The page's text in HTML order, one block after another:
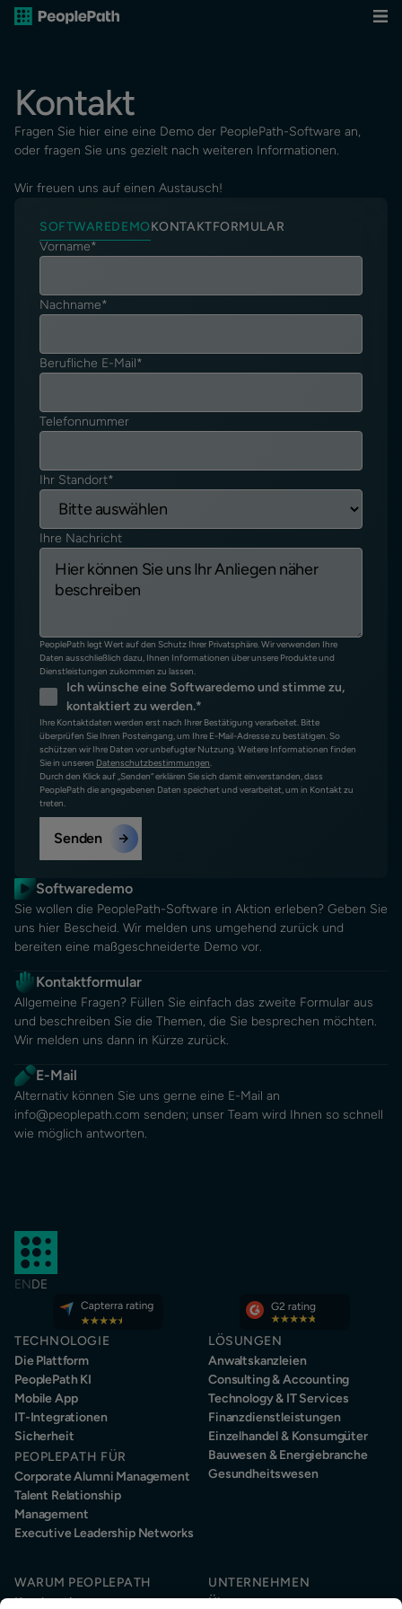
Kontakt
Fragen Sie hier eine eine Demo der PeoplePath-Software an,
oder fragen Sie uns gezielt nach weiteren Informationen.
Wir freuen uns auf einen Austausch!
Softwaredemo
Sie wollen die PeoplePath-Software in Aktion erleben? Geben Sie
uns hier Bescheid. Wir melden uns umgehend zurück und
bereiten eine maßgeschneiderte Demo vor.
Kontaktformular
Allgemeine Fragen? Füllen Sie einfach das zweite Formular aus
und beschreiben Sie die Themen, die Sie besprechen möchten.
Wir melden uns dann in Kürze zurück.
E-Mail
Alternativ können Sie uns gerne eine E-Mail an
info@peoplepath.com senden; unser Team wird Ihnen so schnell
wie möglich antworten.
SOFTWAREDEMOKONTAKTFORMULAR
Vorname*
Nachname*
Berufliche E-Mail*
Telefonnummer
Ihr Standort*
Ihre Nachricht
PeoplePath legt Wert auf den Schutz Ihrer Privatsphäre. Wir verwenden Ihre
Daten ausschließlich dazu, Ihnen Informationen über unsere Produkte und
Dienstleistungen zukommen zu lassen.
Ich wünsche eine Softwaredemo und stimme zu,
kontaktiert zu werden.*
Ihre Kontaktdaten werden erst nach Ihrer Bestätigung verarbeitet. Bitte
überprüfen Sie Ihren Posteingang, um Ihre E-Mail-Adresse zu bestätigen. So
schützen wir Ihre Daten vor unbefugter Nutzung. Weitere Informationen finden
Sie in unseren Datenschutzbestimmungen.
Durch den Klick auf „Senden“ erklären Sie sich damit einverstanden, dass
PeoplePath die angegebenen Daten speichert und verarbeitet, um in Kontakt zu
treten.
ENDE
TECHNOLOGIE
Die Plattform
PeoplePath KI
Mobile App
IT-Integrationen
Sicherheit
PEOPLEPATH FÜR
Corporate Alumni Management
Talent Relationship
Management
Executive Leadership Networks
LÖSUNGEN
Anwaltskanzleien
Consulting & Accounting
Technology & IT Services
Finanzdienstleistungen
Einzelhandel & Konsumgüter
Bauwesen & Energiebranche
Gesundheitswesen
WARUM PEOPLEPATH
Kundenstimmen
UNTERNEHMEN
Über uns